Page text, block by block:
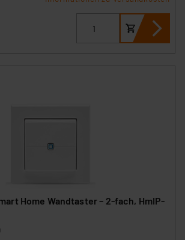
Home Wandtaster – 2-fach, HmIP-